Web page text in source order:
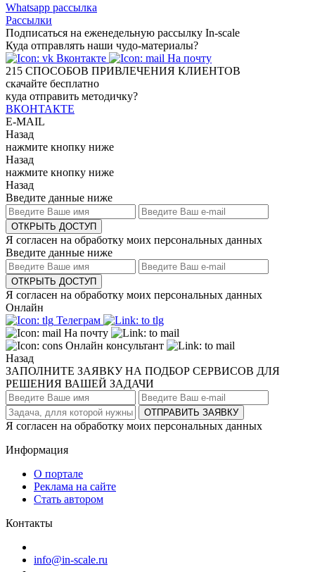
Whatsapp рассылка
Рассылки
Подписаться на еженедельную рассылку In-scale
Куда отправлять наши чудо-материалы?
Вконтакте
На почту
215 СПОСОБОВ ПРИВЛЕЧЕНИЯ КЛИЕНТОВ
скачайте бесплатно
куда отправить методичку?
ВКОНТАКТЕ
E-MAIL
Назад
нажмите кнопку ниже
Назад
нажмите кнопку ниже
Назад
Введите данные ниже
ОТКРЫТЬ ДОСТУП
Я согласен на обработку моих персональных данных
Введите данные ниже
ОТКРЫТЬ ДОСТУП
Я согласен на обработку моих персональных данных
Онлайн
Телеграм
На почту
Онлайн консультант
Назад
ЗАПОЛНИТЕ ЗАЯВКУ НА ПОДБОР СЕРВИСОВ ДЛЯ
РЕШЕНИЯ ВАШЕЙ ЗАДАЧИ
ОТПРАВИТЬ ЗАЯВКУ
Я согласен на обработку моих персональных данных
Информация
О портале
Реклама на сайте
Стать автором
Контакты
info@in-scale.ru